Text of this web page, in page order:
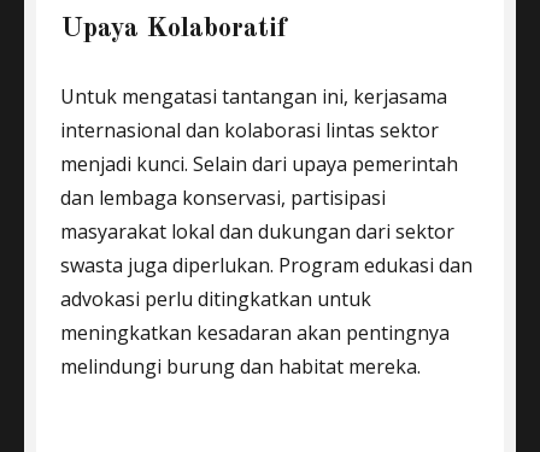
Upaya Kolaboratif
Untuk mengatasi tantangan ini, kerjasama
internasional dan kolaborasi lintas sektor
menjadi kunci. Selain dari upaya pemerintah
dan lembaga konservasi, partisipasi
masyarakat lokal dan dukungan dari sektor
swasta juga diperlukan. Program edukasi dan
advokasi perlu ditingkatkan untuk
meningkatkan kesadaran akan pentingnya
melindungi burung dan habitat mereka.